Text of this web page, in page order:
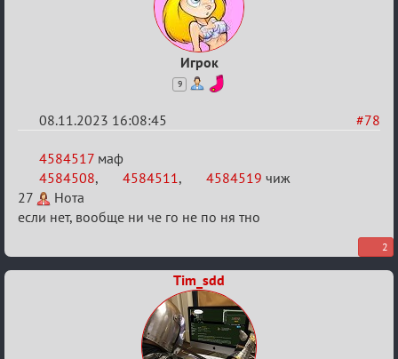
Игрок
9
#78
08.11.2023 16:08:45
Re:
ВСПОМНИТЬ
ВСЕХ
-
2
4584517 маф
4584508, 4584511, 4584519 чиж
27
Нота
если нет, вообще ни че го не по ня тно
2
Tim_sdd